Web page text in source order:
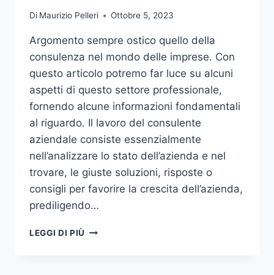
Di Maurizio Pelleri Ottobre 5, 2023
Argomento sempre ostico quello della
consulenza nel mondo delle imprese. Con
questo articolo potremo far luce su alcuni
aspetti di questo settore professionale,
fornendo alcune informazioni fondamentali
al riguardo. Il lavoro del consulente
aziendale consiste essenzialmente
nell’analizzare lo stato dell’azienda e nel
trovare, le giuste soluzioni, risposte o
consigli per favorire la crescita dell’azienda,
prediligendo…
LEGGI DI PIÙ IL